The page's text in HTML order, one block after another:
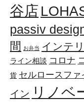
谷店
passiv
間
お弁当 インテ
ライン相談 コロナ
貨 セルロースファ
イン リノベ